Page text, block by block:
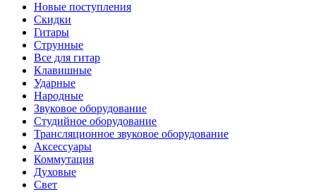
Новые поступления
Скидки
Гитары
Струнные
Все для гитар
Клавишные
Ударные
Народные
Звуковое оборудование
Студийное оборудование
Трансляционное звуковое оборудование
Аксессуары
Коммутация
Духовые
Свет